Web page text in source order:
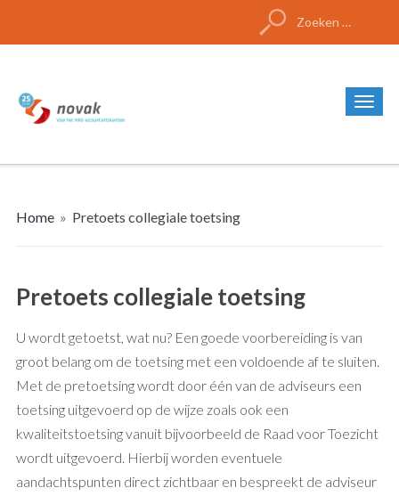
Zoeken
naar:
Home » Pretoets collegiale toetsing
Pretoets collegiale toetsing
U wordt getoetst, wat nu? Een goede voorbereiding is van
groot belang om de toetsing met een voldoende af te sluiten.
Met de pretoetsing wordt door één van de adviseurs een
toetsing uitgevoerd op de wijze zoals ook een
kwaliteitstoetsing vanuit bijvoorbeeld de Raad voor Toezicht
wordt uitgevoerd. Hierbij worden eventuele
aandachtspunten direct zichtbaar en bespreekt de adviseur